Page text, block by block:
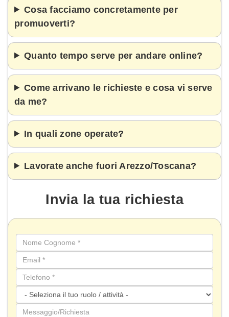
Cosa facciamo concretamente per
promuoverti?
Quanto tempo serve per andare online?
Come arrivano le richieste e cosa vi serve
da me?
In quali zone operate?
Lavorate anche fuori Arezzo/Toscana?
Invia la tua richiesta